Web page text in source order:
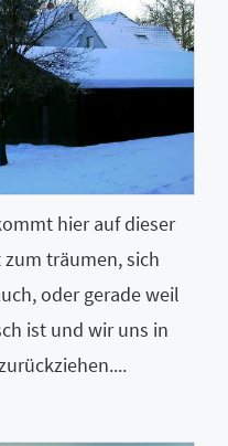
hier auf dieser
zum träumen, sich
oder gerade weil
ist und wir uns in